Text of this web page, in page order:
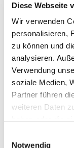
Diese Webseite
Wir verwenden
personalisieren,
zu können und
analysieren.
Verwendung
soziale Medien,
Partner führen
weiteren Daten
Notwendig